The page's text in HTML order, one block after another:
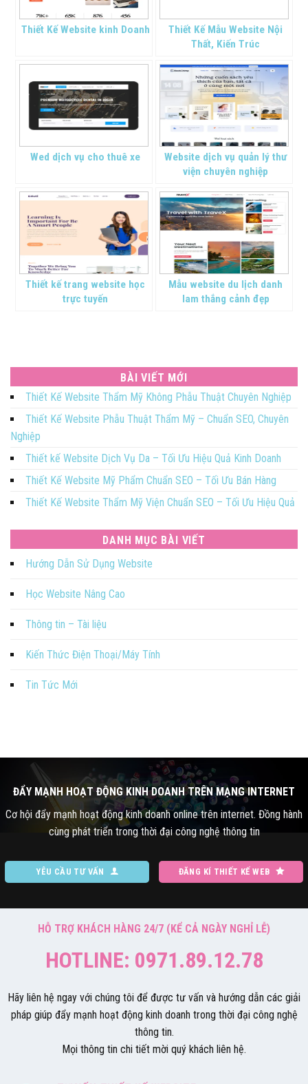
Thiết Kế Website kinh Doanh
Thiết Kế Mẫu Website Nội
Thất, Kiến Trúc
Wed dịch vụ cho thuê xe
Website dịch vụ quản lý thư
viện chuyên nghiệp
Thiết kế trang website học
trực tuyến
Mẫu website du lịch danh
lam thắng cảnh đẹp
BÀI VIẾT MỚI
Thiết Kế Website Thẩm Mỹ Không Phẫu Thuật Chuyên Nghiệp
Thiết Kế Website Phẫu Thuật Thẩm Mỹ – Chuẩn SEO, Chuyên
Nghiệp
Thiết kế Website Dịch Vụ Da – Tối Ưu Hiệu Quả Kinh Doanh
Thiết Kế Website Mỹ Phẩm Chuẩn SEO – Tối Ưu Bán Hàng
Thiết Kế Website Thẩm Mỹ Viện Chuẩn SEO – Tối Ưu Hiệu Quả
DANH MỤC BÀI VIẾT
Hướng Dẫn Sử Dụng Website
Học Website Nâng Cao
Thông tin – Tài liệu
Kiến Thức Điện Thoại/Máy Tính
Tin Tức Mới
ĐẨY MẠNH HOẠT ĐỘNG KINH DOANH TRÊN MẠNG INTERNET
Cơ hội đẩy mạnh hoạt động kinh doanh online trên internet. Đồng hành
cùng phát triển trong thời đại công nghệ thông tin
YÊU CẦU TƯ VẤN ĐĂNG KÍ THIẾT KẾ WEB
HỖ TRỢ KHÁCH HÀNG 24/7 (KỂ CẢ NGÀY NGHỈ LỄ)
HOTLINE: 0971.89.12.78
Hãy liên hệ ngay với chúng tôi để được tư vấn và hướng dẫn các giải
pháp giúp đẩy mạnh hoạt động kinh doanh trong thời đại công nghệ
thông tin.
Mọi thông tin chi tiết mời quý khách liên hệ.